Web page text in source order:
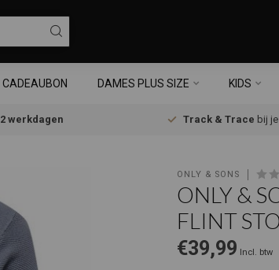
CADEAUBON DAMES PLUS SIZE KIDS
2 werkdagen Track & Trace bij
ONLY & SONS
ONLY &
FLINT
€39,99 Incl. btw